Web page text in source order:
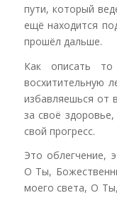
пути, который
ещё находится
прошёл дальше.
Как описать то
восхитительную
избавляешься от
за своё
свой прогресс.
Это облегчение,
О Ты,
моего света, О